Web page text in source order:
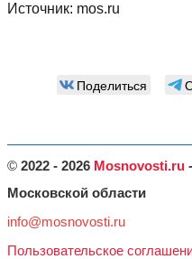
Источник: mos.ru
Поделиться
© 2022 - 2026 Mosnovosti.ru
Московской области
info@mosnovosti.ru
Пользовательское